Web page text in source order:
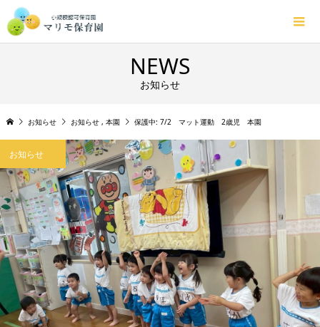
NEWS
お知らせ
お知らせ お知らせ , 本園 保護中: 7/2 マット運動 2歳児 本園
お知らせ